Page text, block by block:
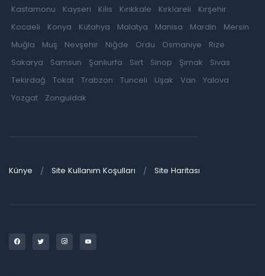
Kastamonu Kayseri Kilis Kırıkkale Kırklareli
Kırşehir
Kocaeli
Konya Kütahya Malatya Manisa Mardin
Mersin
Muğla
Muş Nevşehir Niğde Ordu Osmaniye
Rize
Sakarya
Samsun Şanlıurfa Siirt Sinop Şırnak
Sivas
Tekirdağ
Tokat Trabzon Tunceli Uşak Van
Yalova
Yozgat
Zonguldak
Künye Site Kullanım Koşulları Site Haritası